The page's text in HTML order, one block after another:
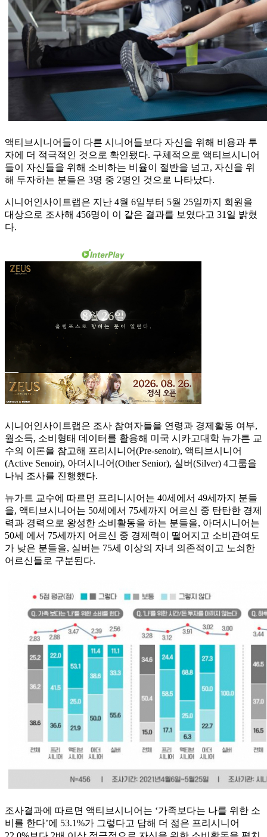
액티브시니어들이 다른 시니어들보다 자신을 위해 비용과 투
자에 더 적극적인 것으로 확인됐다. 구체적으로 액티브시니어
들이 자신들을 위해 소비하는 비율이 절반을 넘고, 자신을 위
해 투자하는 분들은 3명 중 2명인 것으로 나타났다.
시니어인사이트랩은 지난 4월 6일부터 5월 25일까지 회원을
대상으로 조사해 456명이 이 같은 결과를 보였다고 31일 밝혔
다.
시니어인사이트랩은 조사 참여자들을 연령과 경제활동 여부,
월소득, 소비형태 데이터를 활용해 미국 시카고대학 뉴가튼 교
수의 이론을 참고해 프리시니어(Pre-senoir), 액티브시니어
(Active Senoir), 아더시니어(Other Senior), 실버(Silver) 4그룹을
나눠 조사를 진행했다.
뉴가트 교수에 따르면 프리니시어는 40세에서 49세까지 분들
을, 액티브시니어는 50세에서 75세까지 어르신 중 탄탄한 경제
력과 경력으로 왕성한 소비활동을 하는 분들을, 아더시니어는
50세 에서 75세까지 어르신 중 경제력이 떨어지고 소비관여도
가 낮은 분들을, 실버는 75세 이상의 자녀 의존적이고 노쇠한
어르신들로 구분된다.
조사결과에 따르면 액티브시니어는 ‘가족보다는 나를 위한 소
비를 한다’에 53.1%가 그렇다고 답해 더 젋은 프리시니어